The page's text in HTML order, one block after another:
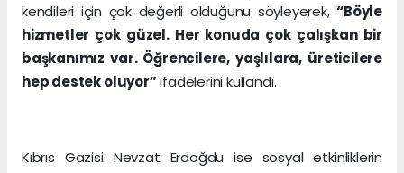
kendileri için çok değerli olduğunu söyleyerek,“Böyle
hizmetler çok güzel. Her konuda çok çalışkan bir
başkanımız var. Öğrencilere, yaşlılara, üreticilere
hep destek oluyor”ifadelerini kullandı.
Kıbrıs Gazisi Nevzat Erdoğdu ise sosyal etkinliklerin